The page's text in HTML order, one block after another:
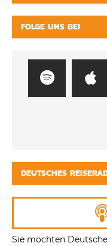
FOLGE UNS BEI
DEUTSCHES
Sie möchten